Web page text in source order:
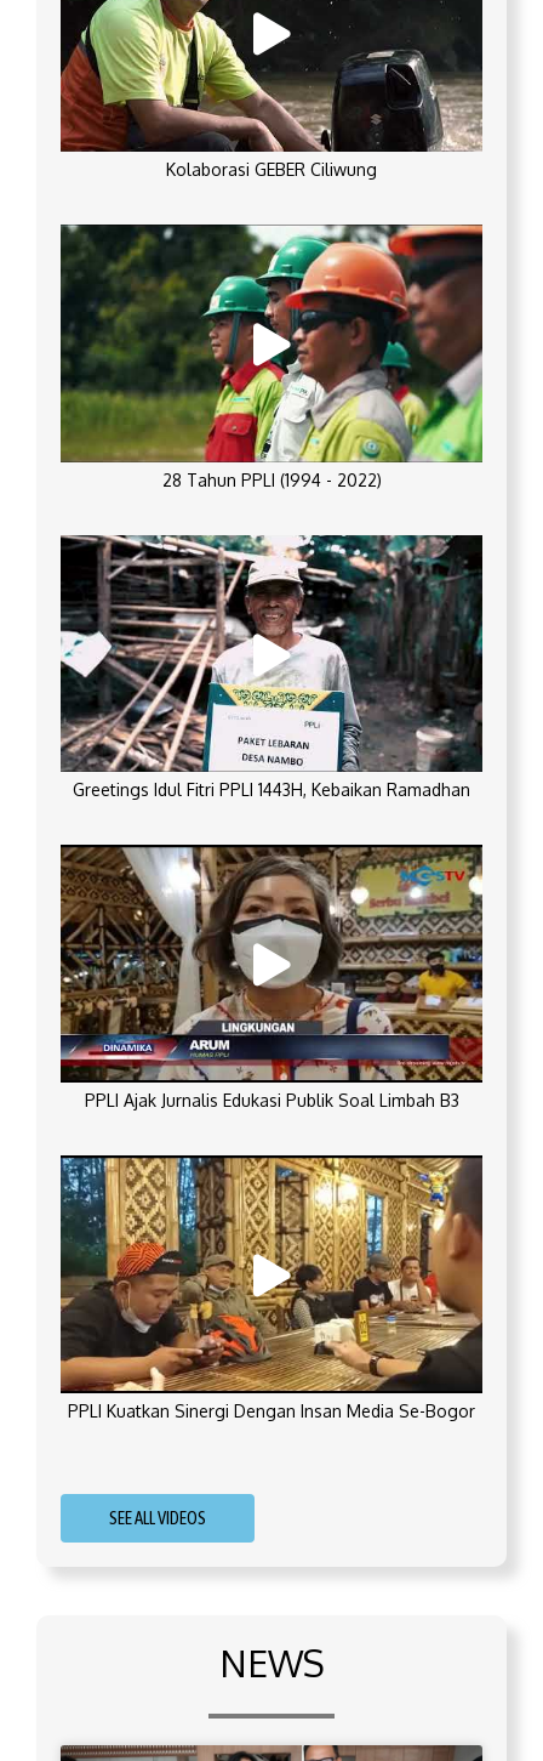
Kolaborasi GEBER Ciliwung
28 Tahun PPLI (1994 - 2022)
Greetings Idul Fitri PPLI 1443H, Kebaikan Ramadhan
PPLI Ajak Jurnalis Edukasi Publik Soal Limbah B3
PPLI Kuatkan Sinergi Dengan Insan Media Se-Bogor
SEE ALL VIDEOS
NEWS